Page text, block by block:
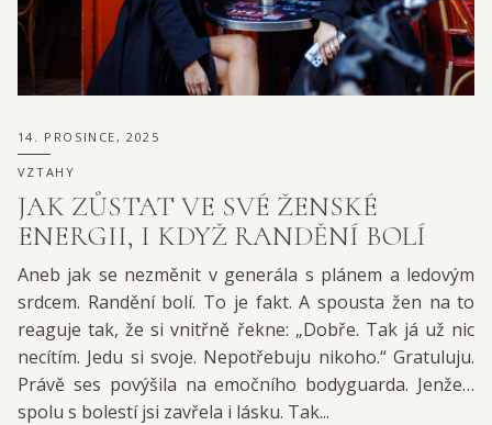
14. PROSINCE, 2025
VZTAHY
JAK ZŮSTAT VE SVÉ ŽENSKÉ
ENERGII, I KDYŽ RANDĚNÍ BOLÍ
Aneb jak se nezměnit v generála s plánem a ledovým
srdcem. Randění bolí. To je fakt. A spousta žen na to
reaguje tak, že si vnitřně řekne: „Dobře. Tak já už nic
necítím. Jedu si svoje. Nepotřebuju nikoho.“ Gratuluju.
Právě ses povýšila na emočního bodyguarda. Jenže…
spolu s bolestí jsi zavřela i lásku. Tak...